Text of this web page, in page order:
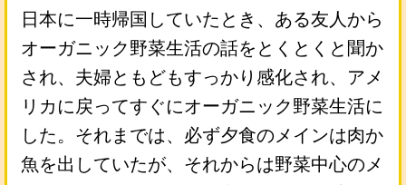
日本に一時帰国していたとき、ある友人から
オーガニック野菜生活の話をとくとくと聞か
され、夫婦ともどもすっかり感化され、アメ
リカに戻ってすぐにオーガニック野菜生活に
した。それまでは、必ず夕食のメインは肉か
魚を出していたが、それからは野菜中心のメ